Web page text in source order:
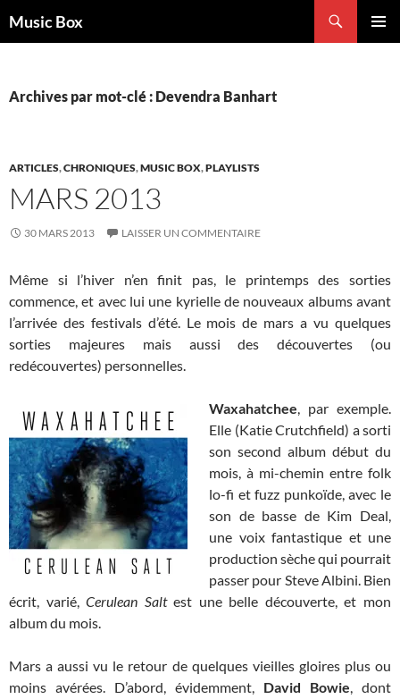
auMusic Box
Archives par mot-clé : Devendra Banhart
ARTICLES,CHRONIQUES,MUSIC BOX,PLAYLISTS
MARS 2013
30 MARS 2013 LAISSER UN COMMENTAIRE
Même si l’hiver n’en finit pas, le printemps des sorties
commence, et avec lui une kyrielle de nouveaux albums avant
l’arrivée des festivals d’été. Le mois de mars a vu quelques
sorties majeures mais aussi des découvertes (ou
redécouvertes) personnelles.
Waxahatchee, par exemple.
Elle (Katie Crutchfield) a sorti
son second album début du
mois, à mi-chemin entre folk
lo-fi et fuzz punkoïde, avec le
son de basse de Kim Deal,
une voix fantastique et une
production sèche qui pourrait
passer pour Steve Albini. Bien
écrit, varié,Cerulean Saltest une belle découverte, et mon
album du mois.
Mars a aussi vu le retour de quelques vieilles gloires plus ou
moins avérées. D’abord, évidemment, David Bowie, dont